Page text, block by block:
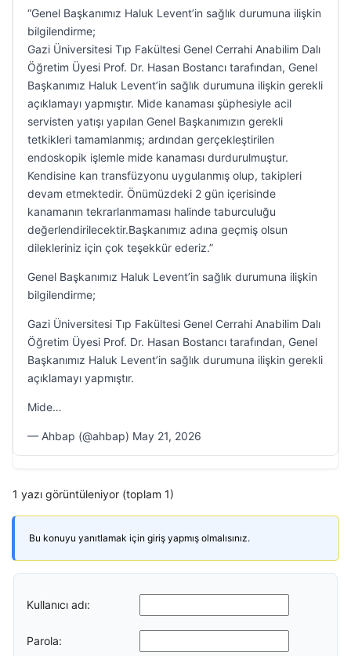
“Genel Başkanımız Haluk Levent’in sağlık durumuna ilişkin
bilgilendirme;
Gazi Üniversitesi Tıp Fakültesi Genel Cerrahi Anabilim Dalı
Öğretim Üyesi Prof. Dr. Hasan Bostancı tarafından, Genel
Başkanımız Haluk Levent’in sağlık durumuna ilişkin gerekli
açıklamayı yapmıştır. Mide kanaması şüphesiyle acil
servisten yatışı yapılan Genel Başkanımızın gerekli
tetkikleri tamamlanmış; ardından gerçekleştirilen
endoskopik işlemle mide kanaması durdurulmuştur.
Kendisine kan transfüzyonu uygulanmış olup, takipleri
devam etmektedir. Önümüzdeki 2 gün içerisinde
kanamanın tekrarlanmaması halinde taburculuğu
değerlendirilecektir.Başkanımız adına geçmiş olsun
dilekleriniz için çok teşekkür ederiz.”
Genel Başkanımız Haluk Levent’in sağlık durumuna ilişkin
bilgilendirme;
Gazi Üniversitesi Tıp Fakültesi Genel Cerrahi Anabilim Dalı
Öğretim Üyesi Prof. Dr. Hasan Bostancı tarafından, Genel
Başkanımız Haluk Levent’in sağlık durumuna ilişkin gerekli
açıklamayı yapmıştır.
Mide…
— Ahbap (@ahbap) May 21, 2026
1 yazı görüntüleniyor (toplam 1)
Bu konuyu yanıtlamak için giriş yapmış olmalısınız.
Kullanıcı adı:
Parola: